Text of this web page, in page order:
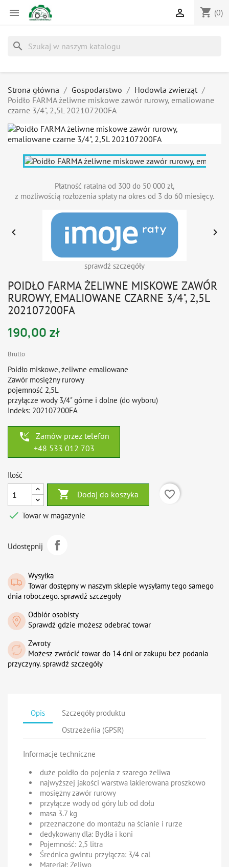
 shopping_cart (0)

search
Strona główna Gospodarstwo
Hodowla zwierząt
Poidło FARMA żeliwne miskowe zawór rurowy, emaliowane
czarne 3/4", 2,5L 202107200FA
Płatność ratalna od 300 do 50 000 zł,
z możliwością rozłożenia spłaty na okres od 3 do 60 miesięcy.
sprawdź szczegóły
 
POIDŁO FARMA ŻELIWNE MISKOWE ZAWÓR
RUROWY, EMALIOWANE CZARNE 3/4", 2,5L
202107200FA
190,00 zł
Brutto
Poidło miskowe, żeliwne emaliowane
Zawór mosiężny rurowy
pojemność 2,5L
przyłącze wody 3/4" górne i dolne (do wyboru)
Indeks: 202107200FA
phone_callback
Zamów przez telefon
+48 533 012 703
Ilość
 Dodaj do koszyka
favorite_border
 Towar w magazynie
Udostępnij
Wysyłka
Towar dostępny w naszym sklepie wysyłamy tego samego
dnia roboczego. sprawdź szczegoły
Odbiór osobisty
Sprawdź gdzie możesz odebrać towar
Zwroty
Możesz zwrócić towar do 14 dni or zakupu bez podania
przyczyny. sprawdź szczegóły
Opis
Szczegóły produktu
Ostrzeżeńia (GPSR)
Informacje techniczne
duże poidło do pojenia z szarego żeliwa
najwyższej jakości warstwa lakierowana proszkowo
mosiężny zawór rurowy
przyłącze wody od góry lub od dołu
masa 3.7 kg
przeznaczone do montażu na ścianie i rurze
dedykowany dla: Bydła i koni
Pojemność: 2,5 litra
Średnica gwintu przyłącza: 3/4 cal
Materiał: Żeliwo